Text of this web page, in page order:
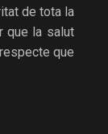
de tota la
que la salut
que